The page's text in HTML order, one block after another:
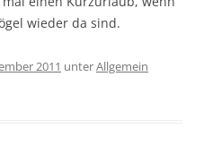
wieder da sind.
2011 unterAllgemein